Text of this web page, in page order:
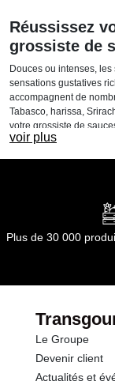
Réussissez
grossiste de
Douces ou intenses,
sensations gustatives
accompagnent de
Tabasco, harissa,
votre grossiste de
Les sauces
pimentées et épicées,
d'Italie. En effet, les
piccante ont le vent en
Pour de
Les sauces piquantes
des bâtonnets de
voir plus
Plus de 30 000
Le Groupe
Devenir client
Actualités et